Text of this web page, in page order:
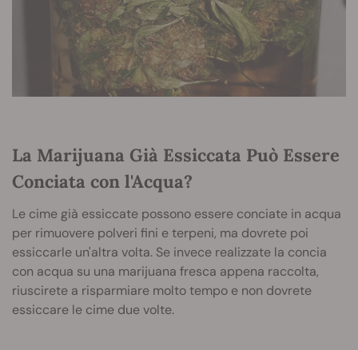
La Marijuana Già Essiccata Può Essere
Conciata con l'Acqua?
Le cime già essiccate possono essere conciate in acqua
per rimuovere polveri fini e terpeni, ma dovrete poi
essiccarle un'altra volta. Se invece realizzate la concia
con acqua su una marijuana fresca appena raccolta,
riuscirete a risparmiare molto tempo e non dovrete
essiccare le cime due volte.